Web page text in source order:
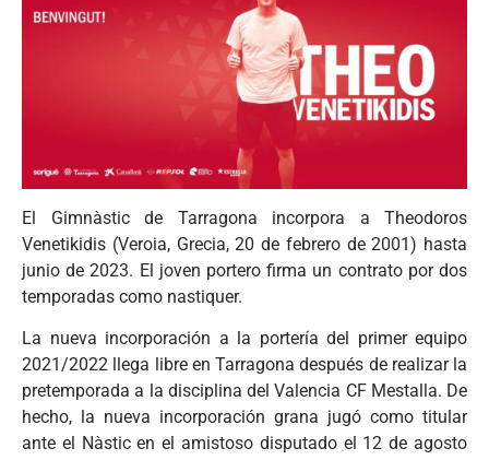
El Gimnàstic de Tarragona incorpora a Theodoros
Venetikidis (Veroia, Grecia, 20 de febrero de 2001) hasta
junio de 2023. El joven portero firma un contrato por dos
temporadas como nastiquer.
La nueva incorporación a la portería del primer equipo
2021/2022 llega libre en Tarragona después de realizar la
pretemporada a la disciplina del Valencia CF Mestalla. De
hecho, la nueva incorporación grana jugó como titular
ante el Nàstic en el amistoso disputado el 12 de agosto